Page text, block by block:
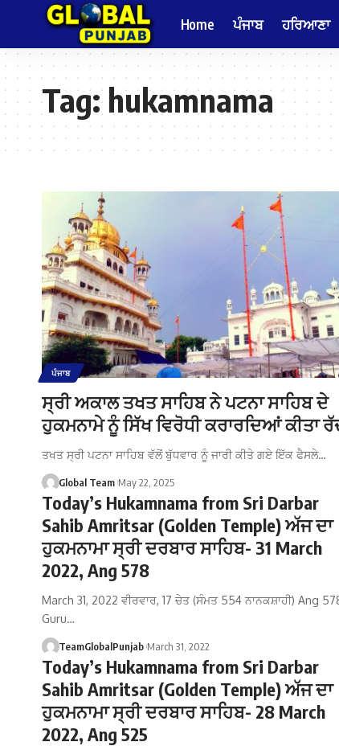
Home ਪੰਜਾਬ ਹਰਿਆਣਾ
Tag:hukamnama
ਪੰਜਾਬ
ਸ੍ਰੀ ਅਕਾਲ ਤਖਤ ਸਾਹਿਬ ਨੇ ਪਟਨਾ ਸਾਹਿਬ ਦੇ
ਹੁਕਮਨਾਮੇ ਨੂੰ ਸਿੱਖ ਵਿਰੋਧੀ ਕਰਾਰਦਿਆਂ ਕੀਤਾ
ਤਖਤ ਸ੍ਰੀ ਪਟਨਾ ਸਾਹਿਬ ਵੱਲੋਂ ਬੁੱਧਵਾਰ ਨੂੰ ਜਾਰੀ ਕੀਤੇ ਗਏ ਇੱਕ ਫੈਸਲੇ…
Global Team May 22, 2025
Today’s Hukamnama from Sri Darbar
Sahib Amritsar (Golden Temple) ਅੱਜ ਦਾ
ਹੁਕਮਨਾਮਾ ਸ੍ਰੀ ਦਰਬਾਰ ਸਾਹਿਬ- 31 March
2022, Ang 578
March 31, 2022 ਵੀਰਵਾਰ, 17 ਚੇਤ (ਸੰਮਤ 554 ਨਾਨਕਸ਼ਾਹੀ) Ang
Guru…
TeamGlobalPunjab March 31, 2022
Today’s Hukamnama from Sri Darbar
Sahib Amritsar (Golden Temple) ਅੱਜ ਦਾ
ਹੁਕਮਨਾਮਾ ਸ੍ਰੀ ਦਰਬਾਰ ਸਾਹਿਬ- 28 March
2022, Ang 525